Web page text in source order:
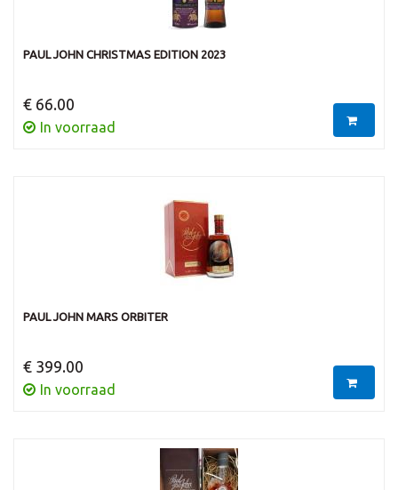
PAUL JOHN CHRISTMAS EDITION 2023
€ 66.00
In voorraad
PAUL JOHN MARS ORBITER
€ 399.00
In voorraad